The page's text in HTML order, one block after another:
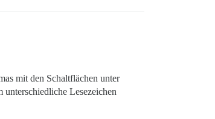
mit den Schaltflächen unter
unterschiedliche Lesezeichen